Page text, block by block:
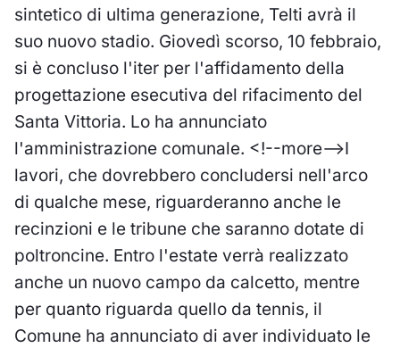
sintetico di ultima generazione, Telti avrà il
suo nuovo stadio. Giovedì scorso, 10 febbraio,
si è concluso l'iter per l'affidamento della
progettazione esecutiva del rifacimento del
Santa Vittoria. Lo ha annunciato
l'amministrazione comunale. <!--more-->I
lavori, che dovrebbero concludersi nell'arco
di qualche mese, riguarderanno anche le
recinzioni e le tribune che saranno dotate di
poltroncine. Entro l'estate verrà realizzato
anche un nuovo campo da calcetto, mentre
per quanto riguarda quello da tennis, il
Comune ha annunciato di aver individuato le